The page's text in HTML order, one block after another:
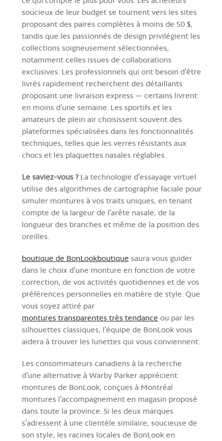
soucieux de leur budget se tournent vers les sites
proposant des paires complètes à moins de 50 $,
tandis que les passionnés de design privilégient les
collections soigneusement sélectionnées,
notamment celles issues de collaborations
exclusives. Les professionnels qui ont besoin d’être
livrés rapidement recherchent des détaillants
proposant une livraison express — certains livrent
en moins d’une semaine. Les sportifs et les
amateurs de plein air choisissent souvent des
plateformes spécialisées dans les fonctionnalités
techniques, telles que les verres résistants aux
chocs et les plaquettes nasales réglables.
Le saviez-vous ?La technologie d'essayage virtuel
utilise des algorithmes de cartographie faciale pour
simuler montures à vos traits uniques, en tenant
compte de la largeur de l'arête nasale, de la
longueur des branches et même de la position des
oreilles.
boutique de BonLookboutique saura vous guider
dans le choix d'une monture en fonction de votre
correction, de vos activités quotidiennes et de vos
préférences personnelles en matière de style. Que
vous soyez attiré par
montures transparentes très tendance ou par les
silhouettes classiques, l'équipe de BonLook vous
aidera à trouver les lunettes qui vous conviennent.
Les consommateurs canadiens à la recherche
d'une alternative à Warby Parker apprécient
montures de BonLook, conçues à Montréal
montures l'accompagnement en magasin proposé
dans toute la province. Si les deux marques
s'adressent à une clientèle similaire, soucieuse de
son style, les racines locales de BonLook en